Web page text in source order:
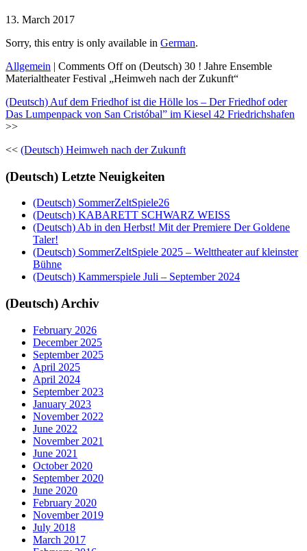
13. March 2017
Sorry, this entry is only available in German.
Allgemein | Comments Offon (Deutsch) 30 ! Jahre Ensemble
Materialtheater Festival „Heimweh nach der Zukunft“
(Deutsch) Auf dem Friedhof ist die Hölle los – Der Friedhof oder
Das Lumpenpack von San Cristóbal” im Kiesel 42 Friedrichshafen
>>
<< (Deutsch) Heimweh nach der Zukunft
(Deutsch) Letzte Neuigkeiten
(Deutsch) SommerZeltSpiele26
(Deutsch) KABARETT SCHWARZ WEISS
(Deutsch) Ab in den Herbst! Mit der Premiere Der Goldene
Taler!
(Deutsch) SommerZeltSpiele 2025 – Welttheater auf kleinster
Bühne
(Deutsch) Kammerspiele Juli – September 2024
(Deutsch) Archiv
February 2026
December 2025
September 2025
April 2025
April 2024
September 2023
January 2023
November 2022
June 2022
November 2021
June 2021
October 2020
September 2020
June 2020
February 2020
November 2019
July 2018
March 2017